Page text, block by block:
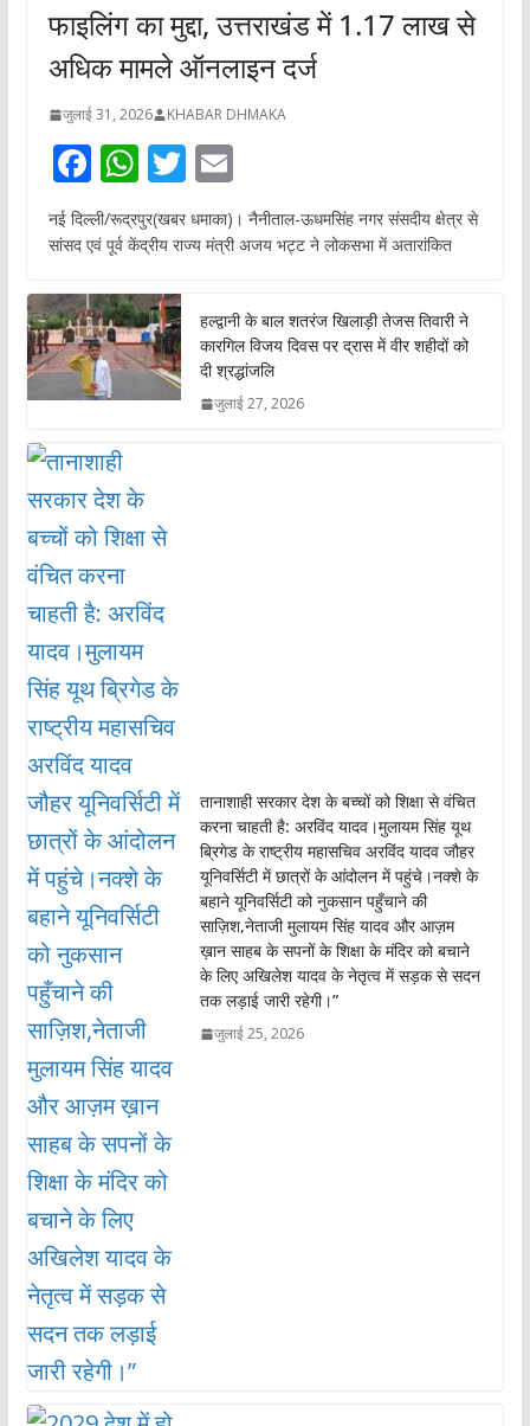
फाइलिंग का मुद्दा, उत्तराखंड में 1.17 लाख से
अधिक मामले ऑनलाइन दर्ज
जुलाई 31, 2026 KHABAR DHMAKA
F
ac
e
o
o
k
W
h
at
A
p
p
T
w
itt
E
m
ai
नई दिल्ली/रूद्रपुर(खबर धमाका)। नैनीताल-ऊधमसिंह नगर संसदीय क्षेत्र से
सांसद एवं पूर्व केंद्रीय राज्य मंत्री अजय भट्ट ने लोकसभा में अतारांकित
हल्द्वानी के बाल शतरंज खिलाड़ी तेजस तिवारी ने
कारगिल विजय दिवस पर द्रास में वीर शहीदों को
दी श्रद्धांजलि
जुलाई 27, 2026
तानाशाही सरकार देश के बच्चों को शिक्षा से वंचित
करना चाहती है: अरविंद यादव।मुलायम सिंह यूथ
ब्रिगेड के राष्ट्रीय महासचिव अरविंद यादव जौहर
यूनिवर्सिटी में छात्रों के आंदोलन में पहुंचे।नक्शे के
बहाने यूनिवर्सिटी को नुकसान पहुँचाने की
साज़िश,नेताजी मुलायम सिंह यादव और आज़म
ख़ान साहब के सपनों के शिक्षा के मंदिर को बचाने
के लिए अखिलेश यादव के नेतृत्व में सड़क से सदन
तक लड़ाई जारी रहेगी।”
जुलाई 25, 2026